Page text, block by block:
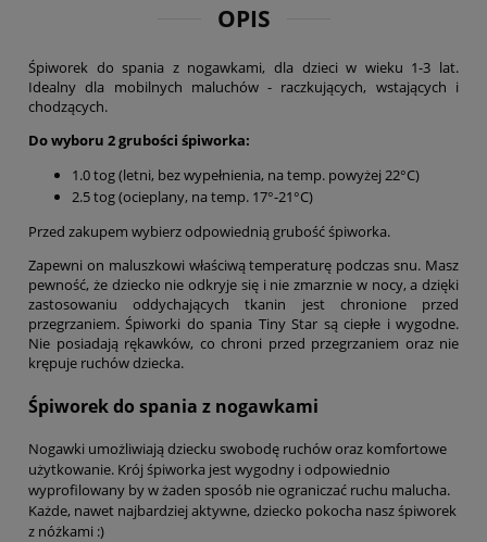
OPIS
Śpiworek do spania z nogawkami, dla dzieci w wieku 1-3 lat.
Idealny dla mobilnych maluchów - raczkujących, wstających i
chodzących.
Do wyboru 2 grubości śpiworka:
1.0 tog (letni, bez wypełnienia, na temp. powyżej 22°C)
2.5 tog (ocieplany, na temp. 17°-21°C)
Przed zakupem wybierz odpowiednią grubość śpiworka.
Zapewni on maluszkowi właściwą temperaturę podczas snu. Masz
pewność, że dziecko nie odkryje się i nie zmarznie w nocy, a dzięki
zastosowaniu oddychających tkanin jest chronione przed
przegrzaniem. Śpiworki do spania Tiny Star są ciepłe i wygodne.
Nie posiadają rękawków, co chroni przed przegrzaniem oraz nie
krępuje ruchów dziecka.
Śpiworek do spania z nogawkami
Nogawki umożliwiają dziecku swobodę ruchów oraz komfortowe
użytkowanie. Krój śpiworka jest wygodny i odpowiednio
wyprofilowany by w żaden sposób nie ograniczać ruchu malucha.
Każde, nawet najbardziej aktywne, dziecko pokocha nasz śpiworek
z nóżkami :)